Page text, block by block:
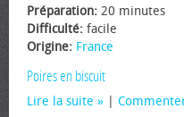
Préparation: 20 minutes
Difficulté: facile
Origine: France
Poires en biscuit
Lire la suite